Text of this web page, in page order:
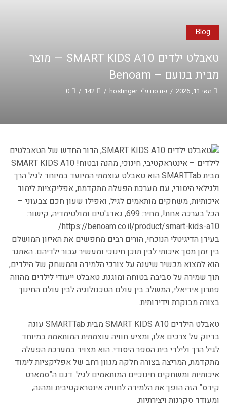
Blog
טאבלט ילדים SMART KIDS A10 — מוצר
מבית בנועם – Benoam
מאי 11, 2026 / פורסם ע"י hostinger
/
142
/
0
בעידן הדיגיטלי הנוכחי, הורים רבים מחפשים את האיזון המושלם
בין זמן מסך איכותי לבין תוכן חינוכי ומעשיר עבור ילדיהם. האתגר
הוא למצוא מכשיר שיענה על צורכי הלמידה והמשחק של הילדים,
תוך שמירה על סביבה בטוחה ומוגנת. טאבלט ייעודי לילדים מהווה
פתרון אידיאלי, המשלב בין עולם הטכנולוגיה לבין עולם החינוך
בצורה מבוקרת וידידותית.
טאבלט הילדים SMART KIDS A10 מבית SMARTTab עונה
בדיוק על צרכים אלו, ומציע חוויה עוצמתית המותאמת במיוחד
לגיל הרך ולילדי בית הספר היסודי. הוא מצויד במערכת הפעלה
מתקדמת, המריצה בצורה חלקה מגוון רחב של אפליקציות לימוד
איכותיות ומשחקים חינוכיים המותאמים לגיל. דגם ה”סמארט
קידס” הזה הופך את הלמידה לחוויה אינטראקטיבית ומהנה,
ומעודד סקרנות ויצירתיות.